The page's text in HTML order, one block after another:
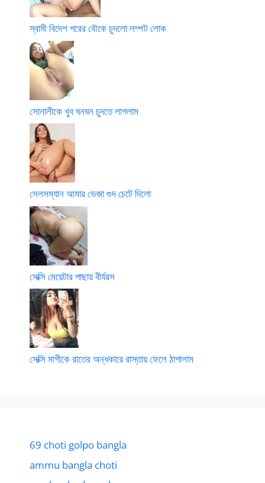
স্বামী বিদেশ পরের বৌকে চুদলো লম্পট লোক
সোনালীকে খুব ঘনঘন চুদতে লাগলাম
সেলসম্যান আমার ভেজা গুদ চেটে দিলো
সেক্সি মেয়েটার পাছায় বীর্যরস
সেক্সি মাগীকে রাতের অন্ধকারে রাস্তায় ফেলে ঠাপালাম
69 choti golpo bangla
ammu bangla choti